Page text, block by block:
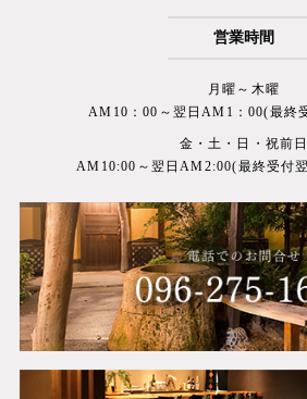
営業時間
月曜～木曜
AM10：00～翌日AM1：00(最終
金・土・日・祝前日
AM10:00～翌日AM2:00(最終受付